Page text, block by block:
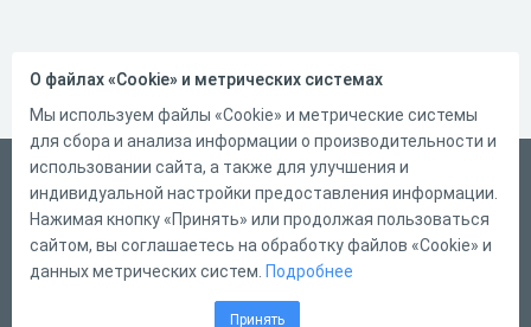
Русский
Справка
Форма обратной связи
О файлах «Cookie» и метрических системах
Мы используем файлы «Cookie» и метрические системы
для сбора и анализа информации о производительности и
использовании сайта, а также для улучшения и
индивидуальной настройки предоставления информации.
Нажимая кнопку «Принять» или продолжая пользоваться
сайтом, вы соглашаетесь на обработку файлов «Cookie» и
данных метрических систем. Подробнее
Принять